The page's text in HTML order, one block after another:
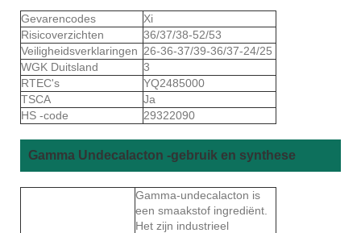
Gevarencodes
Xi
Risicoverzichten
36/37/38-52/53
Veiligheidsverklaringen 26-36-37/39-36/37-24/25
WGK Duitsland
3
RTEC's
YQ2485000
TSCA
Ja
HS -code
29322090
Gamma Undecalacton -gebruik en synthese
Gamma-undecalacton is
een smaakstof ingrediënt.
Het zijn industrieel